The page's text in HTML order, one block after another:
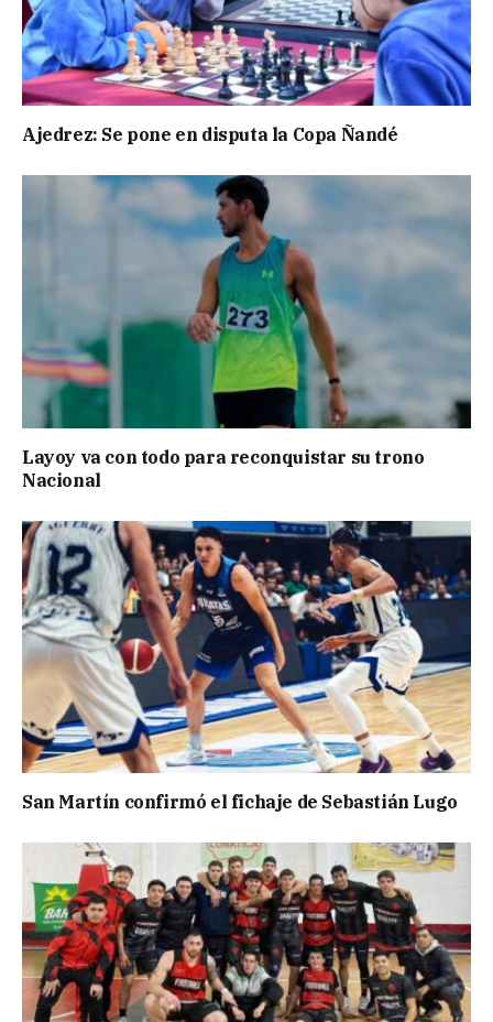
Ajedrez: Se pone en disputa la Copa Ñandé
Layoy va con todo para reconquistar su trono
Nacional
San Martín confirmó el fichaje de Sebastián Lugo